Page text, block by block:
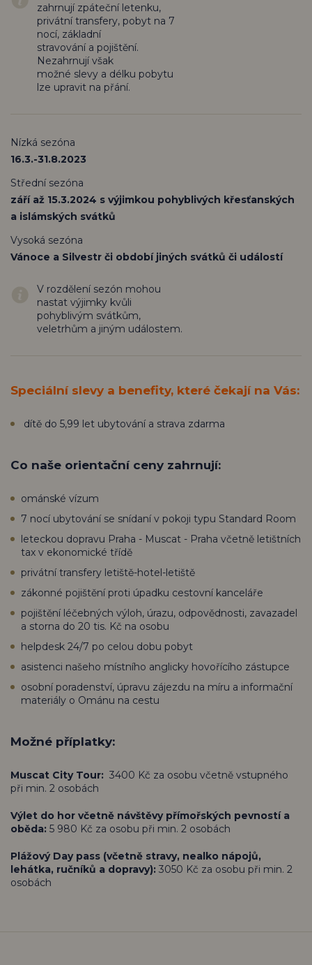
zahrnují zpáteční letenku,
privátní transfery, pobyt na 7
nocí, základní
stravování a pojištění.
Nezahrnují však
možné slevy a délku pobytu
lze upravit na přání.
Nízká sezóna
16.3.-31.8.2023
Střední sezóna
září až 15.3.2024 s výjimkou pohyblivých křesťanských
a islámských svátků
Vysoká sezóna
Vánoce a Silvestr či období jiných svátků či událostí
V rozdělení sezón mohou
nastat výjimky kvůli
pohyblivým svátkům,
veletrhům a jiným událostem.
Speciální slevy a benefity, které čekají na Vás:
dítě do 5,99 let ubytování a strava zdarma
Co naše orientační ceny zahrnují:
ománské vízum
7 nocí ubytování se snídaní v pokoji typu Standard Room
leteckou dopravu Praha - Muscat - Praha včetně letištních
tax v ekonomické třídě
privátní transfery letiště-hotel-letiště
zákonné pojištění proti úpadku cestovní kanceláře
pojištění léčebných výloh, úrazu, odpovědnosti, zavazadel
a storna do 20 tis. Kč na osobu
helpdesk 24/7 po celou dobu pobyt
asistenci našeho místního anglicky hovořícího zástupce
osobní poradenství, úpravu zájezdu na míru a informační
materiály o Ománu na cestu
Možné příplatky:
Muscat City Tour: 3400 Kč za osobu včetně vstupného
při min. 2 osobách
Výlet do hor včetně návštěvy přímořských pevností a
oběda: 5 980 Kč za osobu při min. 2 osobách
Plážový Day pass (včetně stravy, nealko nápojů,
lehátka, ručníků a dopravy): 3050 Kč za osobu při min. 2
osobách